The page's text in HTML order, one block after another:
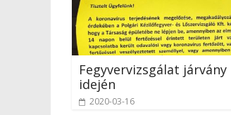
Fegyvervizsgálat járvány
idején
2020-03-16